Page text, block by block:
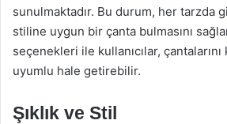
sunulmaktadır. Bu durum, her tarzda
stiline uygun bir çanta bulmasını
seçenekleri ile kullanıcılar,
uyumlu hale getirebilir.
Şıklık ve Stil